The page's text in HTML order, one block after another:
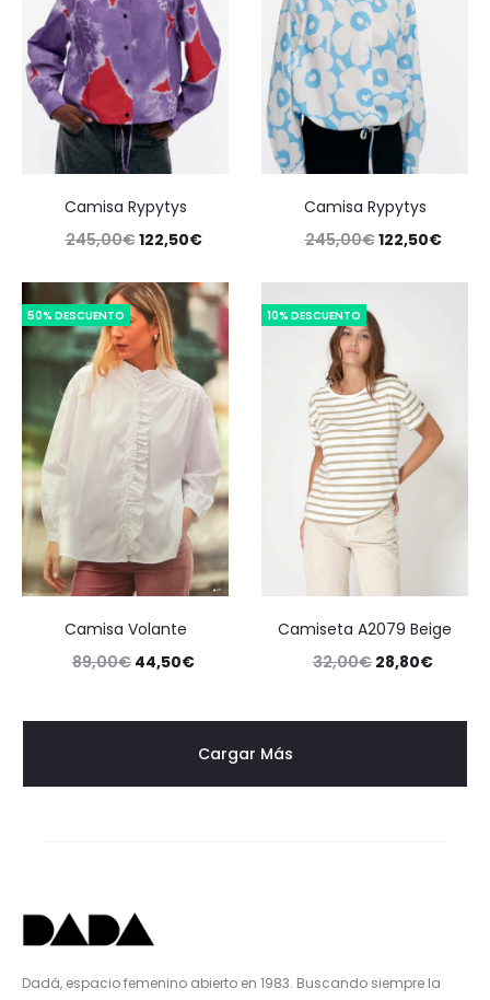
Camisa Rypytys
245,00€122,50€
Camisa Rypytys
245,00€122,50€
50% DESCUENTO
Camisa Volante
89,00€ 44,50€
10% DESCUENTO
Camiseta A2079 Beige
32,00€ 28,80€
Cargar Más
Dadá, espacio femenino abierto en 1983. Buscando siempre la